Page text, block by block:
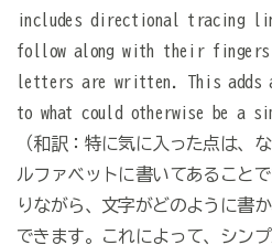
includes directional tracing
follow along with their fingers
letters are written. This adds
to what could otherwise be a
（和訳：特に気に入った点は、
ルファベットに書いてあること
りながら、文字がどのように書
できます。これによって、シン